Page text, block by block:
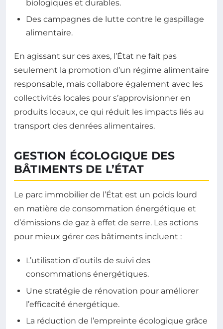
biologiques et durables.
Des campagnes de lutte contre le gaspillage
alimentaire.
En agissant sur ces axes, l’État ne fait pas
seulement la promotion d’un régime alimentaire
responsable, mais collabore également avec les
collectivités locales pour s’approvisionner en
produits locaux, ce qui réduit les impacts liés au
transport des denrées alimentaires.
GESTION ÉCOLOGIQUE DES
BÂTIMENTS DE L’ÉTAT
Le parc immobilier de l’État est un poids lourd
en matière de consommation énergétique et
d’émissions de gaz à effet de serre. Les actions
pour mieux gérer ces bâtiments incluent :
L’utilisation d’outils de suivi des
consommations énergétiques.
Une stratégie de rénovation pour améliorer
l’efficacité énergétique.
La réduction de l’empreinte écologique grâce